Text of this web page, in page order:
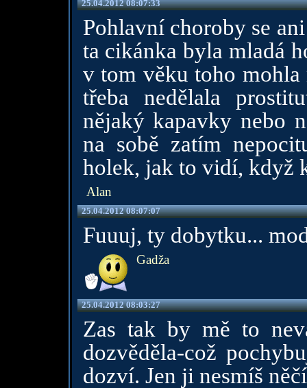
25.04.2012 08:07:33
Pohlavní choroby se
ta cikánka byla mladá
v tom věku toho
třeba nedělala
nějaký kapavky nebo
na sobě zatím
holek, jak to vidí, když
Alan
25.04.2012 08:07:07
Fuuuj, ty dobytku...
Gadža
25.04.2012 08:03:27
Zas tak by mě to
dozvěděla-což
dozví. Jen ji nesmíš